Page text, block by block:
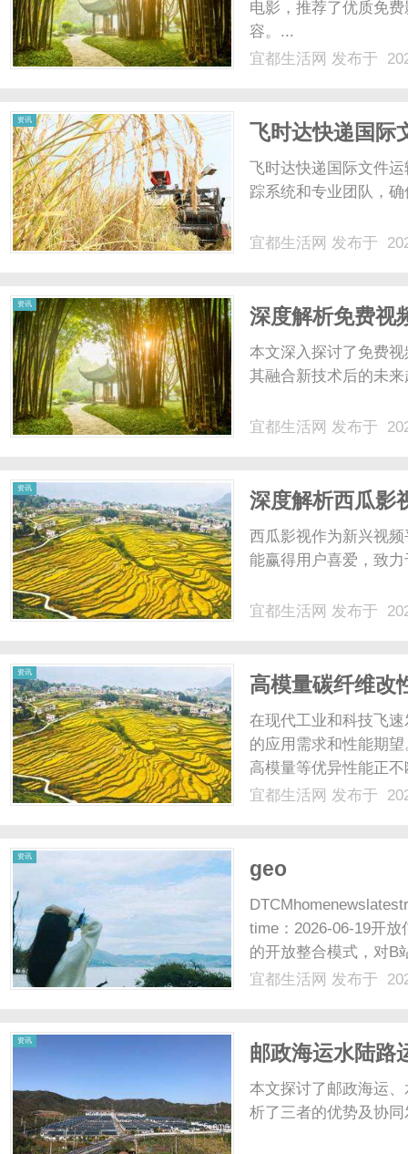
电影，推荐了优质免
容。...
宜都生活网 发布于
资讯
飞时达快递国际
决方案
飞时达快递国际文件
踪系统和专业团队，
宜都生活网 发布于
资讯
深度解析免费视
本文深入探讨了免费
其融合新技术后的未
宜都生活网 发布于
资讯
深度解析西瓜影
西瓜影视作为新兴视
能赢得用户喜爱，致
宜都生活网 发布于
资讯
高模量碳纤维改
潮流
在现代工业和科技飞
的应用需求和性能期
高模量等优异性能正
310HMF40，则以其
宜都生活网 发布于
资讯
geo
time：2026-06-19开
的开放整合模式，对B
盖：千问实现对多平
宜都生活网 发布于
资讯
邮政海运水陆路
本文探讨了邮政海运
析了三者的优势及协